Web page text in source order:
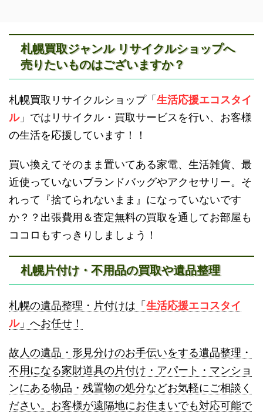
砂川不用品回収 帯広・十勝不用品回収
名寄市不用品回収 士別市不用品回収
札幌買取ジャンル リサイクルショップへ
売りたいものはございますか？
札幌買取リサイクルショップ「生活応援エコスタイ
ル」ではリサイクル・買取サービスを行い、お客様
の生活を応援しています！！
買い換えてそのまま置いてある家電、生活雑貨、最
近使っていないブランドバッグやアクセサリー。そ
れって『捨てられないまま』になっていないです
か？？出張費用＆査定無料の買取を通してお部屋も
ココロもすっきりしましょう！
札幌片付け・不用品の買取や遺品整理
札幌の遺品整理・片付けは「生活応援エコスタイ
ル」へお任せ！
故人の遺品・形見分けのお手伝いをする遺品整理・
不用になる家財道具の片付け・アパート・マンショ
ンにある物品・残置物の処分などお気軽にご相談く
ださい。お客様が遠隔地にお住まいでも対応可能で